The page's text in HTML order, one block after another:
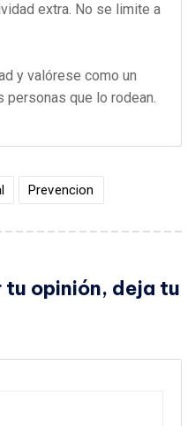
extra. No se limite a
y valórese como un
personas que lo rodean.
Prevencion
opinión, deja tu